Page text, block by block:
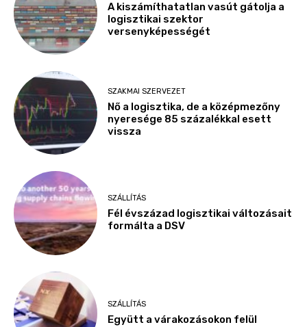
A kiszámíthatatlan vasút gátolja a
logisztikai szektor
versenyképességét
SZAKMAI SZERVEZET
Nő a logisztika, de a középmezőny
nyeresége 85 százalékkal esett
vissza
SZÁLLÍTÁS
Fél évszázad logisztikai változásait
formálta a DSV
SZÁLLÍTÁS
Együtt a várakozásokon felül